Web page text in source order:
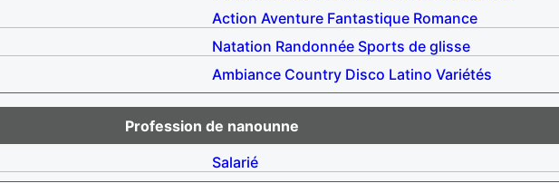
Action Aventure Fantastique Romance
Natation Randonnée Sports de glisse
Ambiance Country Disco Latino Variétés
Profession de nanounne
Salarié